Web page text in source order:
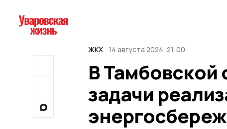
ЖКХ 14 августа 2024, 21:00
В Тамбовской
задачи